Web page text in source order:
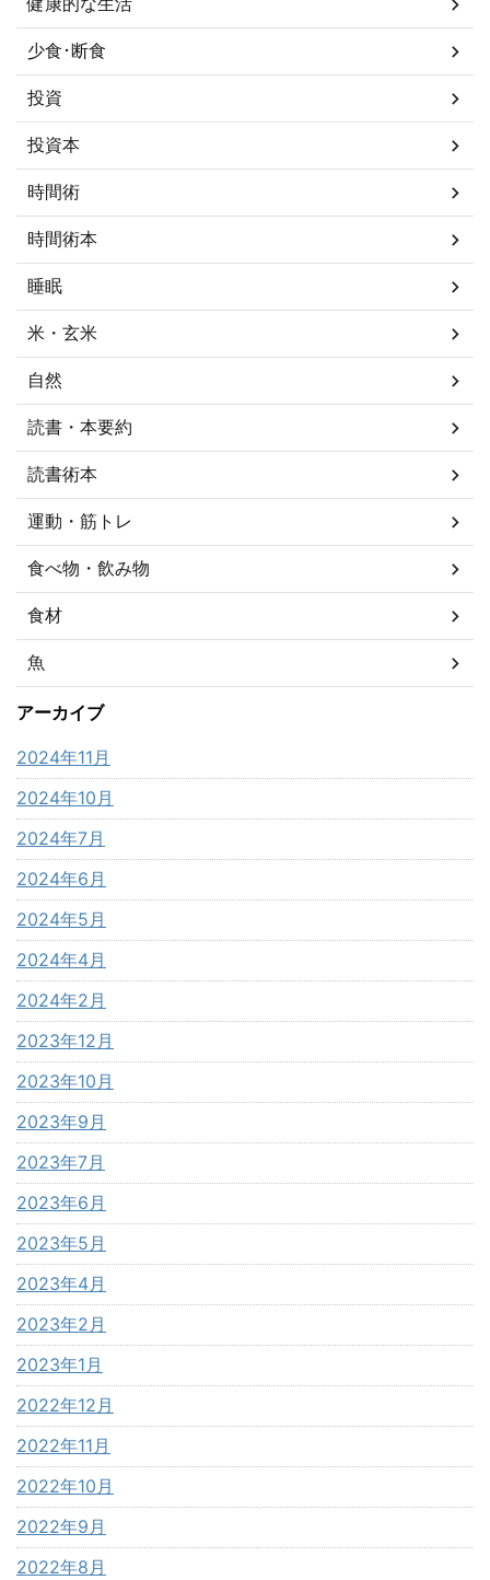
少食･断食
投資
投資本
時間術
時間術本
睡眠
米・玄米
自然
読書・本要約
読書術本
運動・筋トレ
食べ物・飲み物
食材
魚
アーカイブ
2024年11月
2024年10月
2024年7月
2024年6月
2024年5月
2024年4月
2024年2月
2023年12月
2023年10月
2023年9月
2023年7月
2023年6月
2023年5月
2023年4月
2023年2月
2023年1月
2022年12月
2022年11月
2022年10月
2022年9月
2022年8月